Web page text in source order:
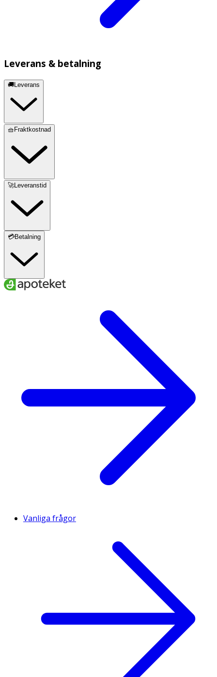
Leverans & betalning
🚚Leverans
🧺Fraktkostnad
🚀Leveranstid
💳Betalning
Vanliga frågor